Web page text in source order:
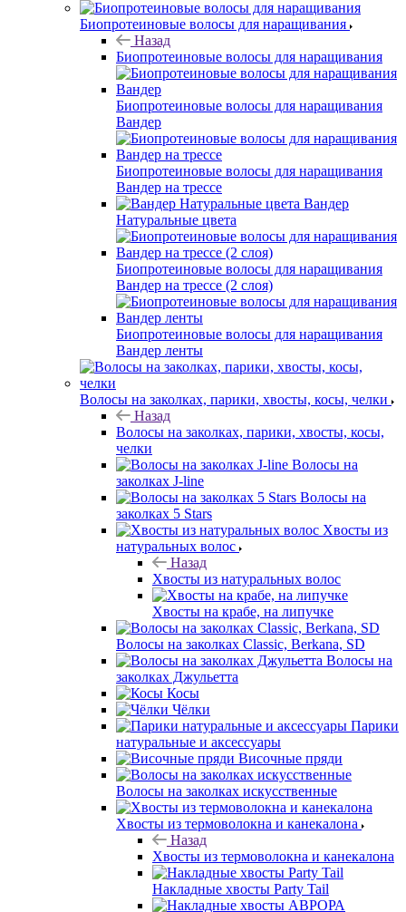
Биопротеиновые волосы для наращивания
Назад
Биопротеиновые волосы для наращивания
Биопротеиновые волосы для наращивания
Вандер
Биопротеиновые волосы для наращивания
Вандер на трессе
Вандер
Натуральные цвета
Биопротеиновые волосы для наращивания
Вандер на трессе (2 слоя)
Биопротеиновые волосы для наращивания
Вандер ленты
Волосы на заколках, парики, хвосты, косы, челки
Назад
Волосы на заколках, парики, хвосты, косы,
челки
Волосы на
заколках J-line
Волосы на
заколках 5 Stars
Хвосты из
натуральных волос
Назад
Хвосты из натуральных волос
Хвосты на крабе, на липучке
Волосы на заколках Classic, Berkana, SD
Волосы на
заколках Джульетта
Косы
Чёлки
Парики
натуральные и аксессуары
Височные пряди
Волосы на заколках искусственные
Хвосты из термоволокна и канекалона
Назад
Хвосты из термоволокна и канекалона
Накладные хвосты Party Tail